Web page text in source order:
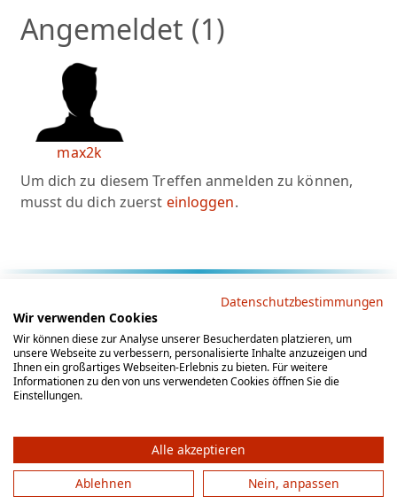
Angemeldet (1)
max2k
Um dich zu diesem Treffen anmelden zu können,
musst du dich zuerst einloggen.
AGB Datenschutz
Impressum
Social Media
© 2012 - 2026 by gesellschaftsspieler-gesucht.de
Datenschutzbestimmungen
Wir verwenden Cookies
Wir können diese zur Analyse unserer Besucherdaten platzieren, um
unsere Webseite zu verbessern, personalisierte Inhalte anzuzeigen und
Ihnen ein großartiges Webseiten-Erlebnis zu bieten. Für weitere
Informationen zu den von uns verwendeten Cookies öffnen Sie die
Einstellungen.
Alle akzeptieren
Ablehnen
Nein, anpassen